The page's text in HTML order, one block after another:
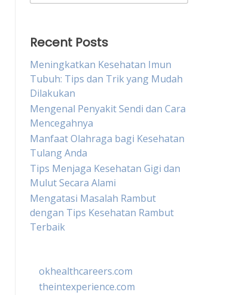
for:
Recent Posts
Meningkatkan Kesehatan Imun
Tubuh: Tips dan Trik yang Mudah
Dilakukan
Mengenal Penyakit Sendi dan Cara
Mencegahnya
Manfaat Olahraga bagi Kesehatan
Tulang Anda
Tips Menjaga Kesehatan Gigi dan
Mulut Secara Alami
Mengatasi Masalah Rambut
dengan Tips Kesehatan Rambut
Terbaik
okhealthcareers.com
theintexperience.com